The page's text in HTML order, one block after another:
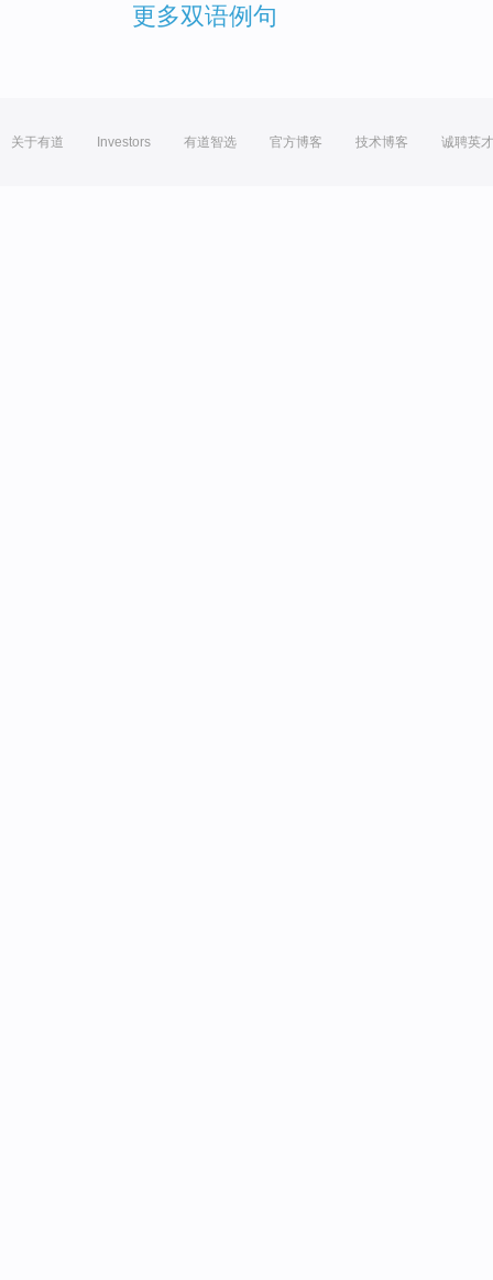
更多双语例句
关于有道 Investors 有道智选 官方博客 技术博客 诚聘英才